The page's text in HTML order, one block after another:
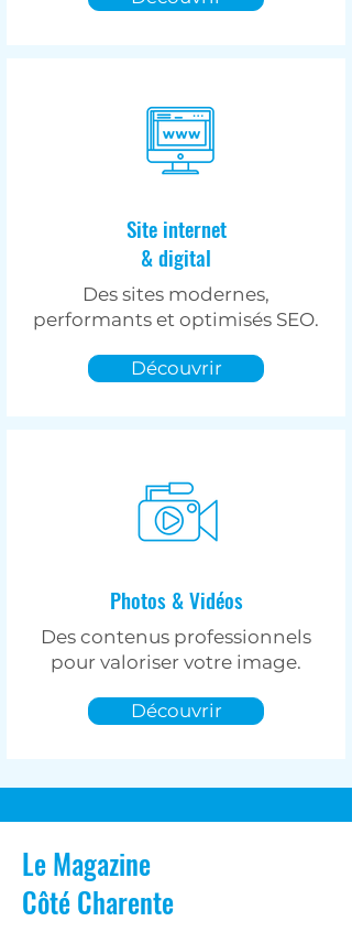
Site internet
& digital
Des sites modernes,
performants et optimisés SEO.
Découvrir
Photos & Vidéos
Des contenus professionnels
pour valoriser votre image.
Découvrir
Le Magazine
Côté Charente